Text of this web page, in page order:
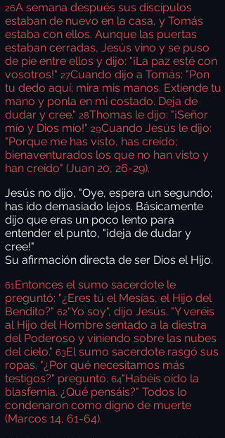
26A semana después sus discípulos
estaban de nuevo en la casa, y Tomás
estaba con ellos. Aunque las puertas
estaban cerradas, Jesús vino y se puso
de pie entre ellos y dijo: "¡La paz esté con
vosotros!" 27Cuando dijo a Tomás: "Pon
tu dedo aquí; mira mis manos. Extiende tu
mano y ponla en mi costado. Deja de
dudar y cree." 28Thomas le dijo: "¡Señor
mío y Dios mío!" 29Cuando Jesús le dijo:
"Porque me has visto, has creído;
bienaventurados los que no han visto y
han creído" (Juan 20, 26-29).
Jesús no dijo, "Oye, espera un segundo;
has ido demasiado lejos. Básicamente
dijo que eras un poco lento para
entender el punto, "¡deja de dudar y
cree!"
Su afirmación directa de ser Dios el Hijo.
61Entonces el sumo sacerdote le
preguntó: "¿Eres tú el Mesías, el Hijo del
Bendito?" 62“Yo soy", dijo Jesús. "Y veréis
al Hijo del Hombre sentado a la diestra
del Poderoso y viniendo sobre las nubes
del cielo." 63El sumo sacerdote rasgó sus
ropas. "¿Por qué necesitamos más
testigos?" preguntó. 64"Habéis oído la
blasfemia. ¿Qué pensáis?" Todos lo
condenaron como digno de muerte
(Marcos 14, 61-64).